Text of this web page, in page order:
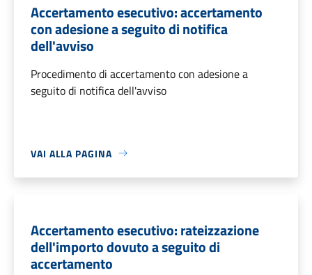
Accertamento esecutivo: accertamento
con adesione a seguito di notifica
dell'avviso
Procedimento di accertamento con adesione a
seguito di notifica dell'avviso
VAI ALLA PAGINA
Accertamento esecutivo: rateizzazione
dell'importo dovuto a seguito di
accertamento